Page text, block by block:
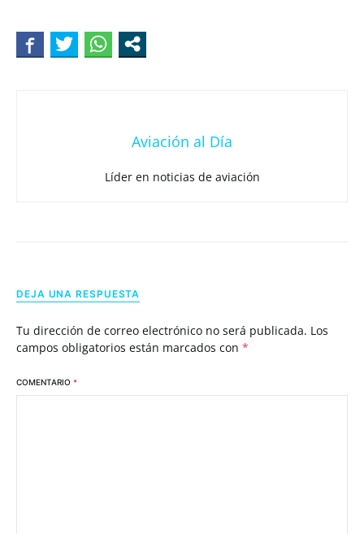
Aviación al Día
Líder en noticias de aviación
DEJA UNA RESPUESTA
Tu dirección de correo electrónico no será publicada. Los
campos obligatorios están marcados con *
COMENTARIO *